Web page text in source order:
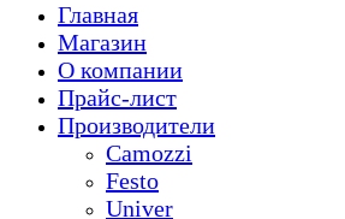
Главная
Магазин
О компании
Прайс-лист
Производители
Camozzi
Festo
Univer